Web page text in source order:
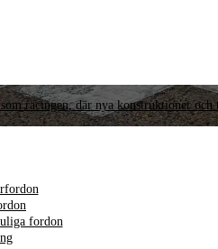
racingen, där nya konstruktioner och
fordon